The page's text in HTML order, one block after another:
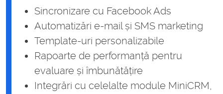
Sincronizare cu Facebook Ads
Automatizări e-mail și SMS marketing
Template-uri personalizabile
Rapoarte de performanță pentru
evaluare și îmbunătățire
Integrări cu celelalte module MiniCRM,